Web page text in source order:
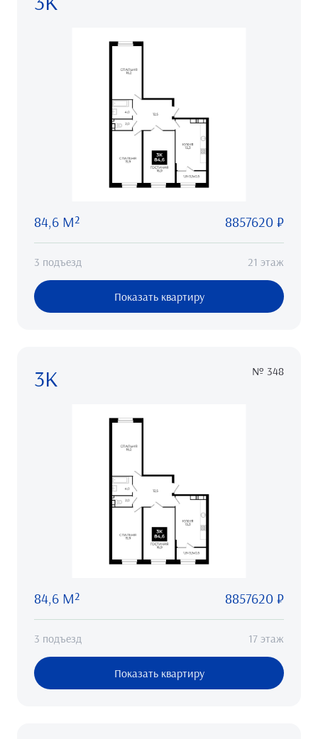
84,6 М² 8857620 ₽
3 подъезд 21 этаж
Показать квартиру
3К № 348
84,6 М² 8857620 ₽
3 подъезд 17 этаж
Показать квартиру